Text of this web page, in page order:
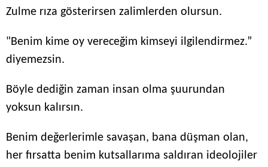
Zulme rıza gösterirsen zalimlerden olursun.
"Benim kime oy vereceğim kimseyi ilgilendirmez.”
diyemezsin.
Böyle dediğin zaman insan olma şuurundan
yoksun kalırsın.
Benim değerlerimle savaşan, bana düşman olan,
her fırsatta benim kutsallarıma saldıran ideolojiler